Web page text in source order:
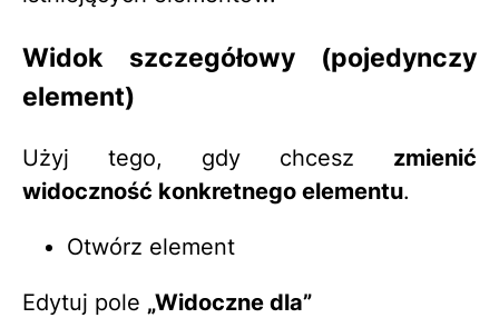
Widok szczegółowy (pojedynczy
element)
Użyj tego, gdy chcesz zmienić
widoczność konkretnego elementu.
Otwórz element
Edytuj pole „Widoczne dla”